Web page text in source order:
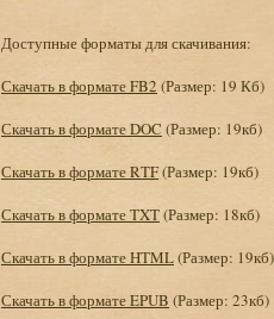
Доступные форматы для скачивания:
Скачать в формате FB2 (Размер: 19 Кб)
Скачать в формате DOC (Размер: 19кб)
Скачать в формате RTF(Размер: 19кб)
Скачать в формате TXT(Размер: 18кб)
Скачать в формате HTML(Размер: 19кб)
Скачать в формате EPUB (Размер: 23кб)